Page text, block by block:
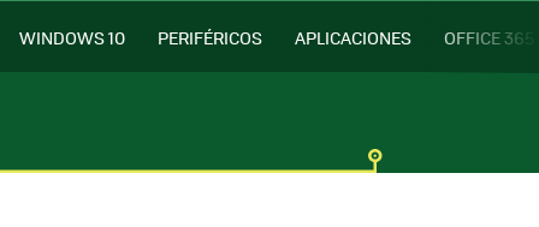
WINDOWS 10 PERIFÉRICOS APLICACIONES OFFICE 365